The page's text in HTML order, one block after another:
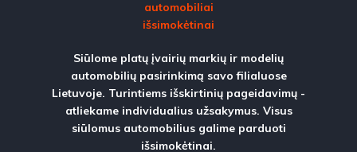
Siūlome platų įvairių markių ir modelių
automobilių pasirinkimą savo filialuose
Lietuvoje. Turintiems išskirtinių pageidavimų -
atliekame individualius užsakymus. Visus
siūlomus automobilius galime parduoti
išsimokėtinai.